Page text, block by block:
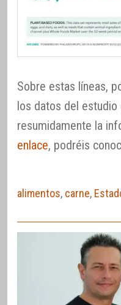
Sobre estas líneas,
los datos del
resumidamente la
enlace, podréis
alimentos, carne,